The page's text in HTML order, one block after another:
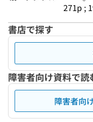
271p ;
書店で探す
障害者向け資料で読
障害者向